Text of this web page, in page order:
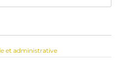
et administrative